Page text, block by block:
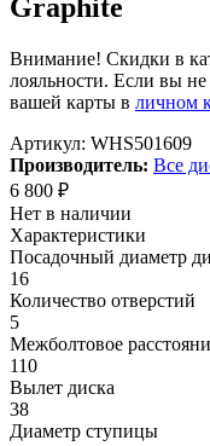
Graphite
Внимание! Скидки в
лояльности. Если вы
вашей карты в личном
Артикул: WHS501609
Производитель: Все
6 800 ₽
Нет в наличии
Характеристики
Посадочный диаметр
16
Количество отверстий
5
Межболтовое
110
Вылет диска
38
Диаметр ступицы